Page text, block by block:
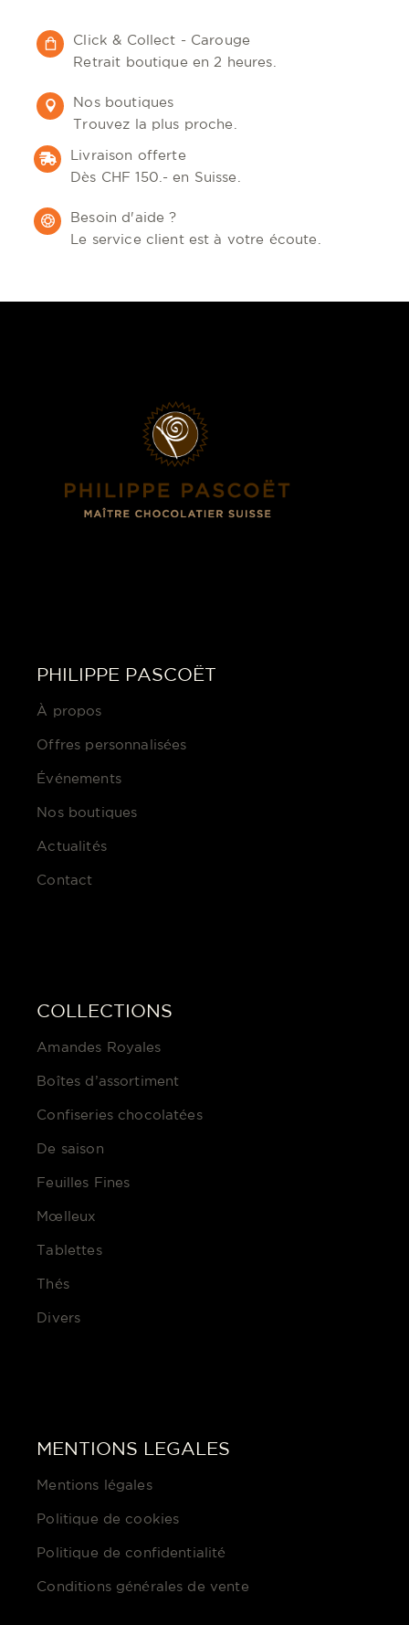
Click & Collect - Carouge
Retrait boutique en 2 heures.
Nos boutiques
Trouvez la plus proche.
Livraison offerte
Dès CHF 150.- en Suisse.
Besoin d'aide ?
Le service client est à votre écoute.
PHILIPPE PASCOËT
À propos
Offres personnalisées
Événements
Nos boutiques
Actualités
Contact
COLLECTIONS
Amandes Royales
Boîtes d’assortiment
Confiseries chocolatées
De saison
Feuilles Fines
Mœlleux
Tablettes
Thés
Divers
MENTIONS LEGALES
Mentions légales
Politique de cookies
Politique de confidentialité
Conditions générales de vente